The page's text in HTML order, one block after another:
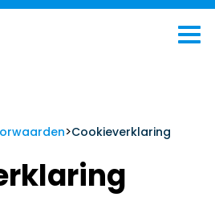
>Cookieverklaring